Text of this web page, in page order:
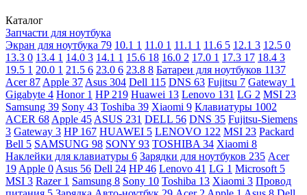
Каталог
Запчасти для ноутбука
Экран для ноутбука 79 10.1 1 11.0 1 11.1 1 11.6 5 12.1 3 12.5 0
13.3 0 13.4 1 14.0 3 14.1 1 15.6 18 16.0 2 17.0 1 17.3 17 18.4 3
19.5 1 20.0 1 21.5 6 23.0 6 23.8 8 Батареи для ноутбуков 1137
Acer87 Apple 37 Asus 304 Dell 115 DNS 63 Fujitsu 7 Gateway 1
Gigabyte 4 Honor 1 HP 219 Huawei 13 Lenovo 131 LG 2 MSI 23
Samsung 39 Sony 43 Toshiba 39 Xiaomi 9 Клавиатуры 1002
ACER 68 Apple 45 ASUS 231 DELL 56 DNS 35 Fujitsu-Siemens
3 Gateway 3 HP 167 HUAWEI 5 LENOVO 122 MSI 23 Packard
Bell 5 SAMSUNG 98 SONY 93 TOSHIBA 34 Xiaomi 8
Наклейки для клавиатуры 6 Зарядки для ноутбуков 235 Acer
19 Apple 0 Asus 56 Dell 24 HP46 Lenovo 41 LG 1 Microsoft 5
MSI 3 Razer 1 Samsung 8 Sony 10 Toshiba 13 Xiaomi 3 Провод